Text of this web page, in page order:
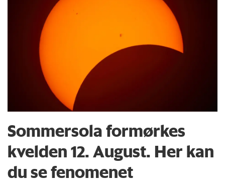
Sommersola formørkes
kvelden 12. August. Her kan
du se fenomenet